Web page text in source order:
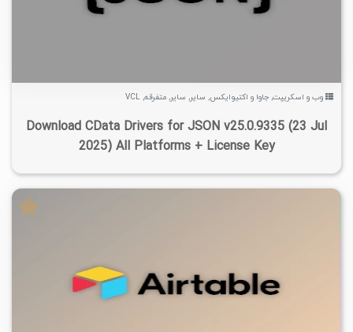
وب و اسکریپت, جاوا و اکتیوایکس, سایر, سایر, متفرقه,
VCL
Download CData Drivers for JSON v25.0.9335 (23 Jul
2025) All Platforms + License Key
۳/۶۶K ۵/۲۹K ۱۴۰۴/۰۵/۱۶